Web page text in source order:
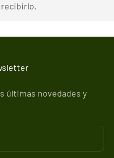
recibirlo.
últimas novedades y